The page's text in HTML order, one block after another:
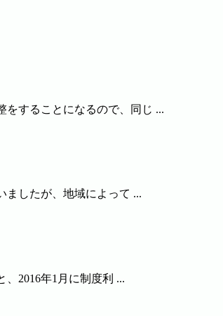
をすることになるので、同じ ...
ましたが、地域によって ...
2016年1月に制度利 ...